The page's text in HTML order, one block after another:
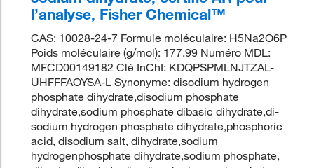
l’analyse, Fisher Chemical™
CAS: 10028-24-7 Formule moléculaire: H5Na2O6P
Poids moléculaire (g/mol): 177.99 Numéro MDL:
MFCD00149182 Clé InChI: KDQPSPMLNJTZAL-
UHFFFAOYSA-L Synonyme: disodium hydrogen
phosphate dihydrate,disodium phosphate
dihydrate,sodium phosphate dibasic dihydrate,di-
sodium hydrogen phosphate dihydrate,phosphoric
acid, disodium salt, dihydrate,sodium
hydrogenphosphate dihydrate,sodium phosphate,